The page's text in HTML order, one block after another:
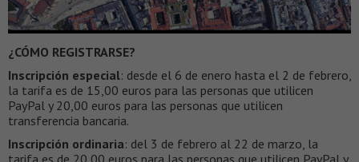
¿CÓMO REGISTRARSE?
Inscripción especial: desde el 6 de enero hasta el 2 de febrero,
la tarifa es de 15,00 euros para las personas que utilicen
PayPal y 20,00 euros para las personas que utilicen
transferencia bancaria.
Inscripción ordinaria: del 3 de febrero al 22 de marzo, la
tarifa es de 20,00 euros para las personas que utilicen PayPal y